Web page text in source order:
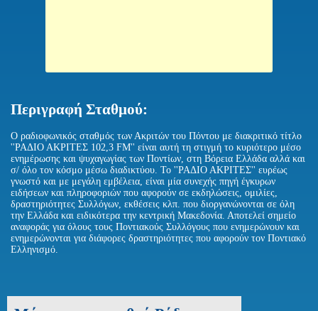
Περιγραφή Σταθμού:
Ο ραδιοφωνικός σταθμός των Ακριτών του Πόντου με διακριτικό τίτλο
''ΡΑΔΙΟ ΑΚΡΙΤΕΣ 102,3 FM'' είναι αυτή τη στιγμή το κυριότερο μέσο
ενημέρωσης και ψυχαγωγίας των Ποντίων, στη Βόρεια Ελλάδα αλλά και
σ/ όλο τον κόσμο μέσω διαδικτύου. Το ''ΡΑΔΙΟ ΑΚΡΙΤΕΣ'' ευρέως
γνωστό και με μεγάλη εμβέλεια, είναι μία συνεχής πηγή έγκυρων
ειδήσεων και πληροφοριών που αφορούν σε εκδηλώσεις, ομιλίες,
δραστηριότητες Συλλόγων, εκθέσεις κλπ. που διοργανώνονται σε όλη
την Ελλάδα και ειδικότερα την κεντρική Μακεδονία. Αποτελεί σημείο
αναφοράς για όλους τους Ποντιακούς Συλλόγους που ενημερώνουν και
ενημερώνονται για διάφορες δραστηριότητες που αφορούν τον Ποντιακό
Ελληνισμό.